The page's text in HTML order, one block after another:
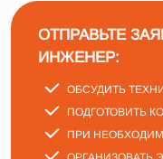
ОТПРАВЬТЕ
ИНЖЕНЕР:
ОБСУДИТЬ
ПОДГОТОВИТЬ
ПРИ